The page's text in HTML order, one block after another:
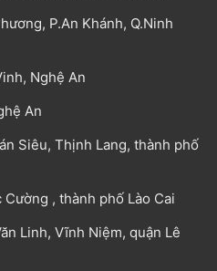
P.An Khánh, Q.Ninh
Nghệ An
An
Siêu, Thịnh Lang, thành phố
Cường , thành phố Lào Cai
Linh, Vĩnh Niệm, quận Lê